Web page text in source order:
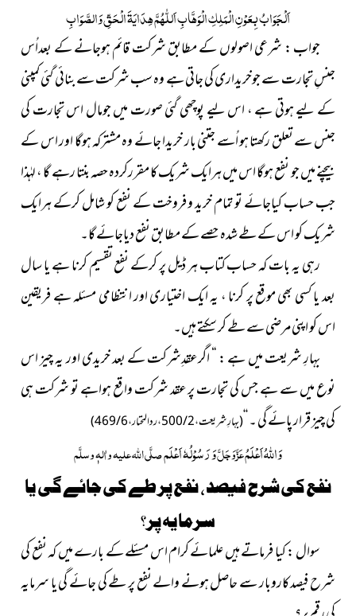
اَلْجَوَابُ بِعَوْنِ الْمَلِکِ الْوَھَّابِ اَللّٰھُمَّ ھِدَایَۃَ الْحَقِّ وَالصَّوَابِ
جواب : شرعی اصولوں کے مطابق شرکت قائم ہوجانے کے بعداُس
جنسِ تجارت سے جوخریداری کی جاتی ہے وہ سب شرکت سے بنائی گئی کمپنی
کے لیے ہوتی ہے ، اس لیے پوچھی گئی صورت میں جومال اس تجارت کی
جنس سے تعلق رکھتا ہو اُسے جتنی بار خریدا جائے وہ مشترکہ ہوگا اور اس کے
بیچنے میں جو نفع ہوگا اس میں ہرایک شریک کا مقررکردہ حصہ بنتا رہے گا ، لہٰذا
جب حساب کیاجائے تو تمام خرید و فروخت کے نفع کو شامل کرکے ہرایک
شریک کو اس کے طے شدہ حصے کے مطابق نفع دیاجائے گا۔
رہی یہ بات کہ حساب کتاب ہر ڈیل پر کرکے نفع تقسیم کرنا ہے یا سال
بعد یا کسی بھی موقع پر کرنا ، یہ ایک اختیاری اور انتظامی مسئلہ ہے فریقین
اس کو اپنی مرضی سے طے کر سکتے ہیں۔
بہارِ شریعت میں ہے : “ اگرعقدِشرکت کے بعد خریدی اور یہ چیز اس
نوع میں سے ہے جس کی تجارت پر عقد شرکت واقع ہواہے تو شرکت ہی
کی چیز قرار پائے گی ۔ ‘‘(بہارِ شریعت ، 2 / 500 ، ردالمحتار ، 6 / 469)
وَاللہُاَعْلَمُعَزَّوَجَلَّوَ رَسُوْلُہٗ اَعْلَمصلَّی اللہ علیہ واٰلہٖ وسلَّم
نفع کی شرح فیصد ، نفع پر طے کی جائے گی یا
سرمایہ پر؟
سوال : کیا فرماتے ہیں علمائے کرام اس مسئلے کے بارے میں کہ نفع کی
شرح فیصد کاروبار سے حاصل ہونے والے نفع پر طے کی جائے گی یا سرمایہ